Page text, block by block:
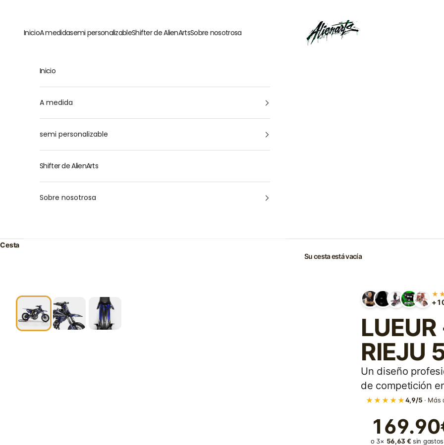
AlienArts
InicioA medidasemi personalizableShifter de AlienArtsSobre nosotrosa
Inicio
A medida
semi personalizable
Shifter de AlienArts
Sobre nosotrosa
Cesta
Su cesta está vacía
RIEJU
Un diseño
de competición
★★★★★4,9/5 ·
o 3× 56,63 € sin gastos
Marca, modelo y año: para que encuentres el kit perfecto para ti.